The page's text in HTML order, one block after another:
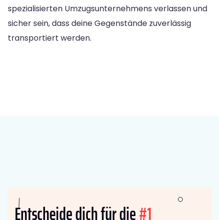
spezialisierten Umzugsunternehmens verlassen und
sicher sein, dass deine Gegenstände zuverlässig
transportiert werden.
Entscheide dich für die#1